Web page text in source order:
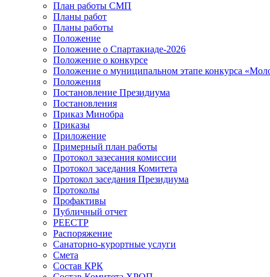
План работы СМП
Планы работ
Планы работы
Положение
Положение о Спартакиаде-2026
Положение о конкурсе
Положение о муниципальном этапе конкурса
Положения
Постановление Президиума
Постановления
Приказ Минобра
Приказы
Приложение
Примерный план работы
Протокол зазесания комиссии
Протокол заседания Комитета
Протокол заседания Президиума
Протоколы
Профактивы
Публичный отчет
РЕЕСТР
Распоряжение
Санаторно-курортные услуги
Смета
Состав КРК